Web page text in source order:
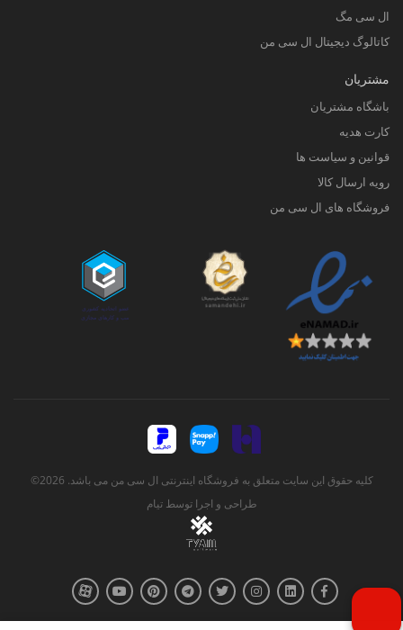
ال سی مگ
کاتالوگ دیجیتال ال سی من
مشتریان
باشگاه مشتریان
کارت هدیه
قوانین و سیاست ها
رویه ارسال کالا
فروشگاه های ال سی من
کلیه حقوق این سایت متعلق به فروشگاه اینترنتی ال سی من می باشد. 2026©
طراحی و اجرا توسطتیام